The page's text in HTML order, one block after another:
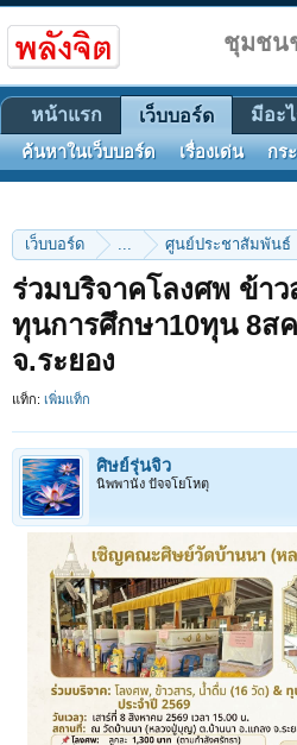
เว็บบอร์ด ... ศูนย์ประชาสัมพันธ์
ร่วมบริจาคโลงศพ ข้า
ทุนการศึกษา10ทุน 8ส
จ.ระยอง
แท็ก: เพิ่มแท็ก
ศิษย์รุ่นจิ๋ว
นิพพานัง ปัจจโยโหตุ
ชุมชน
หน้าแรก เว็บบอร์ด
ค้นหาในเว็บบอร์ด เรื่องเด่น กร
มีอะ